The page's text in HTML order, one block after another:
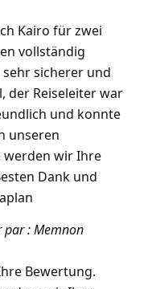
Kairo für zwei
vollständig
sicherer und
der Reiseleiter war
und konnte
unseren
werden wir Ihre
Dank und
par : Memnon
Bewertung.